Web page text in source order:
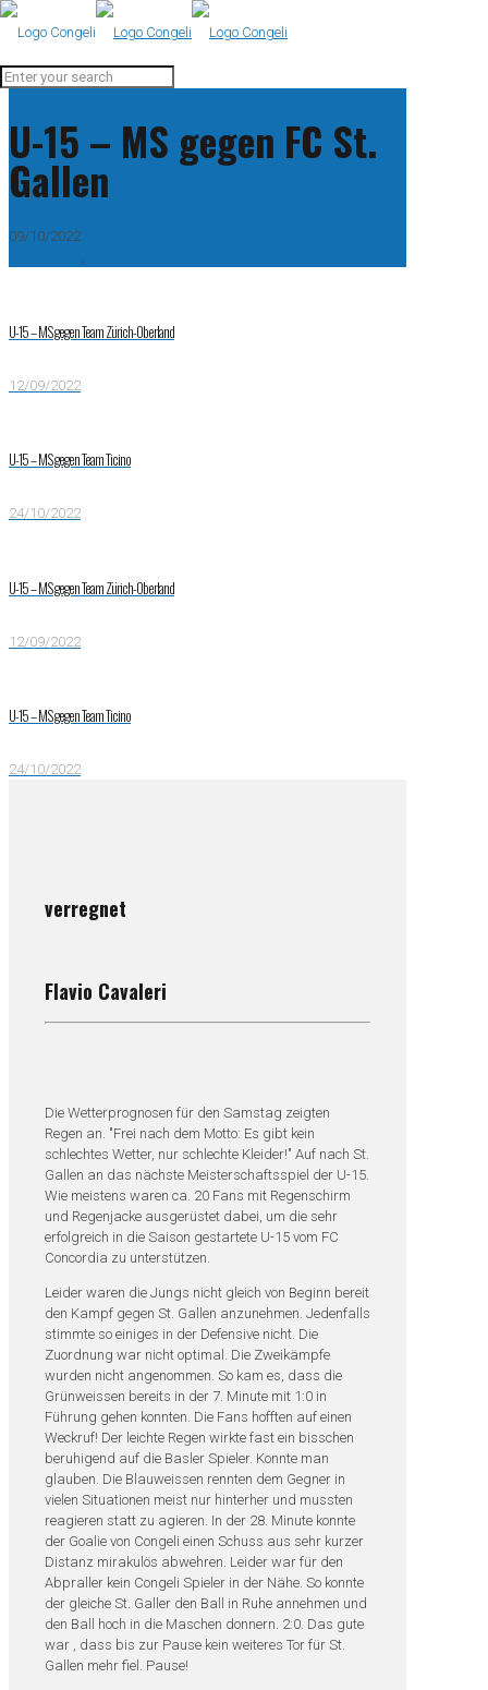
U-15 – MS gegen FC St.
Gallen
09/10/2022
,
U-15 – MS gegen Team Zürich-Oberland
12/09/2022
U-15 – MS gegen Team Ticino
24/10/2022
U-15 – MS gegen Team Zürich-Oberland
12/09/2022
U-15 – MS gegen Team Ticino
24/10/2022
verregnet
Flavio Cavaleri
Die Wetterprognosen für den Samstag zeigten
Regen an. "Frei nach dem Motto: Es gibt kein
schlechtes Wetter, nur schlechte Kleider!" Auf nach St.
Gallen an das nächste Meisterschaftsspiel der U-15.
Wie meistens waren ca. 20 Fans mit Regenschirm
und Regenjacke ausgerüstet dabei, um die sehr
erfolgreich in die Saison gestartete U-15 vom FC
Concordia zu unterstützen.
Leider waren die Jungs nicht gleich von Beginn bereit
den Kampf gegen St. Gallen anzunehmen. Jedenfalls
stimmte so einiges in der Defensive nicht. Die
Zuordnung war nicht optimal. Die Zweikämpfe
wurden nicht angenommen. So kam es, dass die
Grünweissen bereits in der 7. Minute mit 1:0 in
Führung gehen konnten. Die Fans hofften auf einen
Weckruf! Der leichte Regen wirkte fast ein bisschen
beruhigend auf die Basler Spieler. Konnte man
glauben. Die Blauweissen rennten dem Gegner in
vielen Situationen meist nur hinterher und mussten
reagieren statt zu agieren. In der 28. Minute konnte
der Goalie von Congeli einen Schuss aus sehr kurzer
Distanz mirakulös abwehren. Leider war für den
Abpraller kein Congeli Spieler in der Nähe. So konnte
der gleiche St. Galler den Ball in Ruhe annehmen und
den Ball hoch in die Maschen donnern. 2:0. Das gute
war , dass bis zur Pause kein weiteres Tor für St.
Gallen mehr fiel. Pause!